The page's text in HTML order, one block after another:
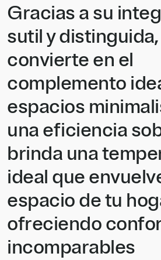
Gracias a su
sutil y
convierte en el
complemento
espacios
una eficiencia
brinda una
ideal que
espacio de tu
ofreciendo
incomparables